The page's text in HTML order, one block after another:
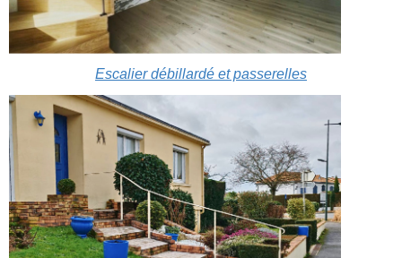
Escalier débillardé et passerelles